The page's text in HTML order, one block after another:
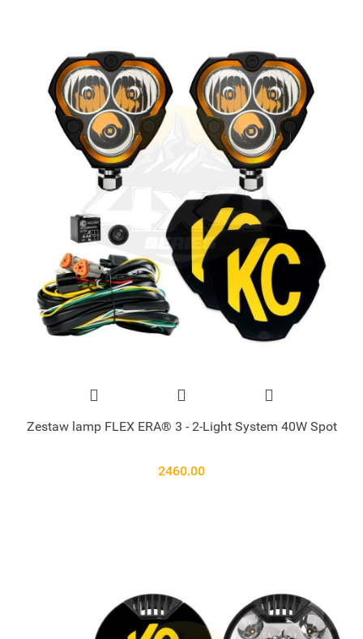
Zestaw lamp FLEX ERA® 3 - 2-Light System 40W Spot
2460.00